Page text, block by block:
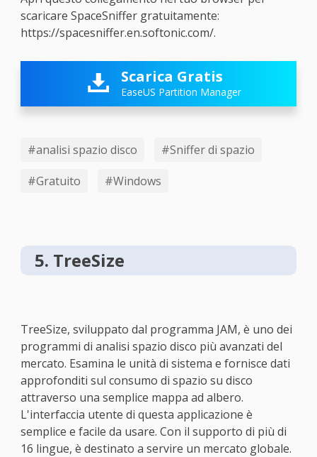
scaricare SpaceSniffer gratuitamente:
https://spacesniffer.en.softonic.com/.
 Scarica Gratis
EaseUS Partition Manager
#analisi spazio disco
#Sniffer di spazio
#Gratuito
#Windows
5. TreeSize
TreeSize, sviluppato dal programma JAM, è uno dei
programmi di analisi spazio disco più avanzati del
mercato. Esamina le unità di sistema e fornisce dati
approfonditi sul consumo di spazio su disco
attraverso una semplice mappa ad albero.
L'interfaccia utente di questa applicazione è
semplice e facile da usare. Con il supporto di più di
16 lingue, è destinato a servire un mercato globale.